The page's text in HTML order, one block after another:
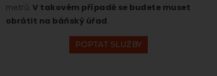
metrů. V takovém případě se budete muset
obrátit na báňský úřad.
POPTAT SLUŽBY